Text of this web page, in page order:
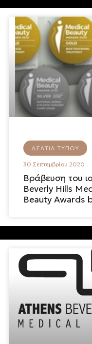
ΔΕΛΤΊΑ ΤΎΠΟΥ
30 Σεπτεμβρίου 2020
Βράβευση του
Beverly Hills
Beauty Awards